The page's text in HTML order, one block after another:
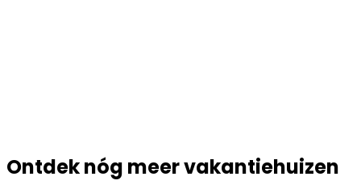
Ontdek nóg meer vakantiehuizen